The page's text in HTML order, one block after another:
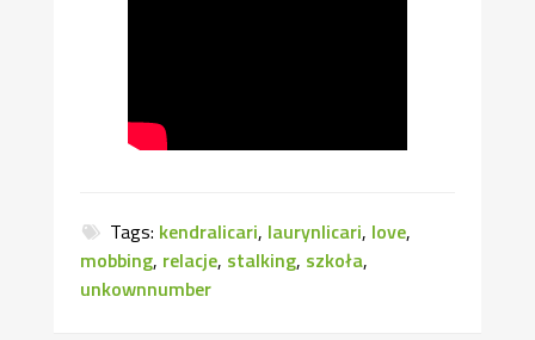
Tags: kendralicari, laurynlicari, love,
mobbing, relacje, stalking, szkoła,
unkownnumber